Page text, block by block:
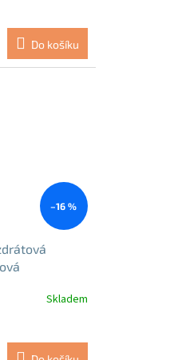
Do košíku
–16 %
Skladem